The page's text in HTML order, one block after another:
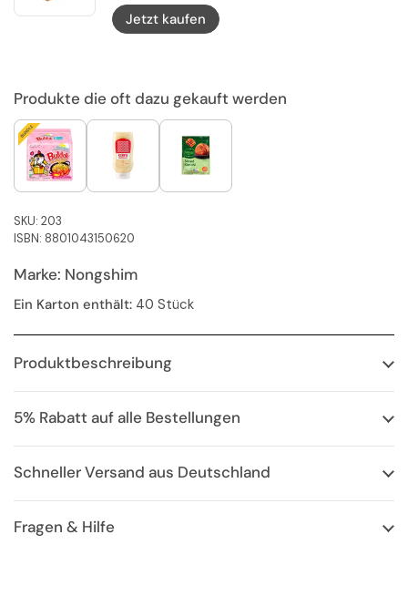
Jetzt kaufen
Produkte die oft dazu gekauft werden
SKU: 203
ISBN: 8801043150620
Marke: Nongshim
Ein Karton enthält: 40 Stück
Produktbeschreibung
5% Rabatt auf alle Bestellungen
Schneller Versand aus Deutschland
Fragen & Hilfe